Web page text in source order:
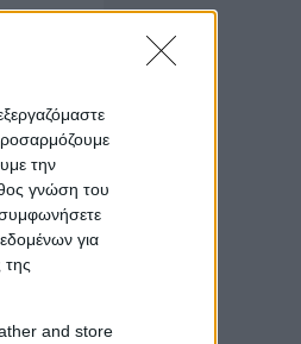
την
γνώση του
συμφωνήσετε
για
της
and store